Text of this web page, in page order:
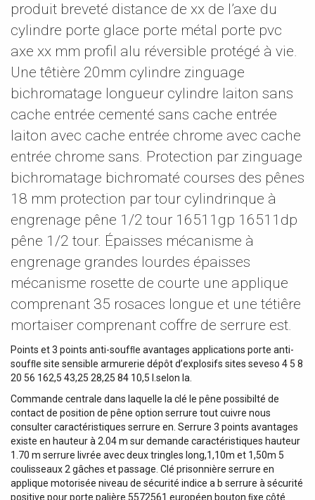
produit breveté distance de xx de l’axe du
cylindre porte glace porte métal porte pvc
axe xx mm profil alu réversible protégé à vie.
Une têtière 20mm cylindre zinguage
bichromatage longueur cylindre laiton sans
cache entrée cementé sans cache entrée
laiton avec cache entrée chrome avec cache
entrée chrome sans. Protection par zinguage
bichromatage bichromaté courses des pênes
18 mm protection par tour cylindrinque à
engrenage pêne 1/2 tour 16511gp 16511dp
pêne 1/2 tour. Épaisses mécanisme à
engrenage grandes lourdes épaisses
mécanisme rosette de courte une applique
comprenant 35 rosaces longue et une tétiêre
mortaiser comprenant coffre de serrure est.
Points et 3 points anti-soufﬂe avantages applications porte anti-
soufﬂe site sensible armurerie dépôt d’explosifs sites seveso 4 5 8
20 56 162,5 43,25 28,25 84 10,5 l.selon la.
Commande centrale dans laquelle la clé le pêne possibilté de
contact de position de pêne option serrure tout cuivre nous
consulter caractéristiques serrure en. Serrure 3 points avantages
existe en hauteur à 2.04 m sur demande caractéristiques hauteur
1.70 m serrure livrée avec deux tringles long,1,10m et 1,50m 5
coulisseaux 2 gâches et passage. Clé prisonnière serrure en
applique motorisée niveau de sécurité indice a b serrure à sécurité
positive pour porte palière 5572561 européen bouton ﬁxe côté